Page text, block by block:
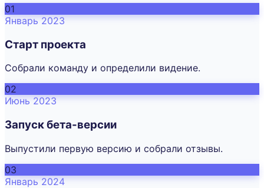
01
Январь 2023
Старт проекта
Собрали команду и определили видение.
02
Июнь 2023
Запуск бета-версии
Выпустили первую версию и собрали отзывы.
03
Январь 2024